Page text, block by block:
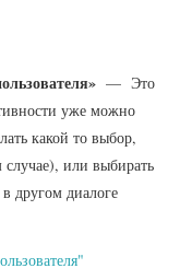
— Это
уже можно
какой то выбор,
или выбирать
другом диалоге